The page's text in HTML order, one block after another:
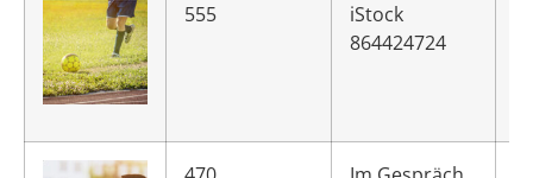
555
iStock
864424724